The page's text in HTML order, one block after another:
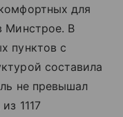
для
Минстрое. В
пунктов с
составила
не превышал
1117